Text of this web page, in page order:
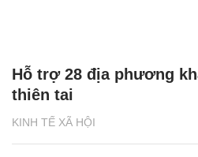
KINH TẾ XÃ HỘI
Hỗ trợ 28 địa phương
thiên tai